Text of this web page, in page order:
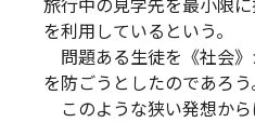
旅行中の見学先を最小限
を利用しているという。
問題ある生徒を《社会
を防ごうとしたのであろう
このような狭い発想か